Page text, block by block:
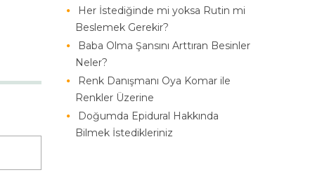
Her İstediğinde mi yoksa Rutin mi
Beslemek Gerekir?
Baba Olma Şansını Arttıran Besinler
Neler?
Renk Danışmanı Oya Komar ile
Renkler Üzerine
Doğumda Epidural Hakkında
Bilmek İstedikleriniz